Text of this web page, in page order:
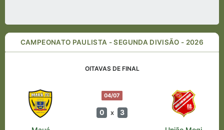
CAMPEONATO PAULISTA - SEGUNDA DIVISÃO - 2026
OITAVAS DE FINAL
04/07
0 x 3